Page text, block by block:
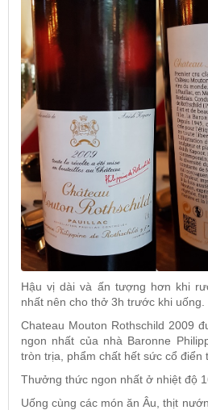
Hậu vị dài và ấn tượng hơn khi
nhất nên cho thở 3h trước khi uống.
Chateau Mouton Rothschild 2009
ngon nhất của nhà Baronne
tròn trịa, phẩm chất hết sức cổ điển
Thưởng thức ngon nhất ở nhiệt độ
Uống cùng các món ăn Âu, thịt